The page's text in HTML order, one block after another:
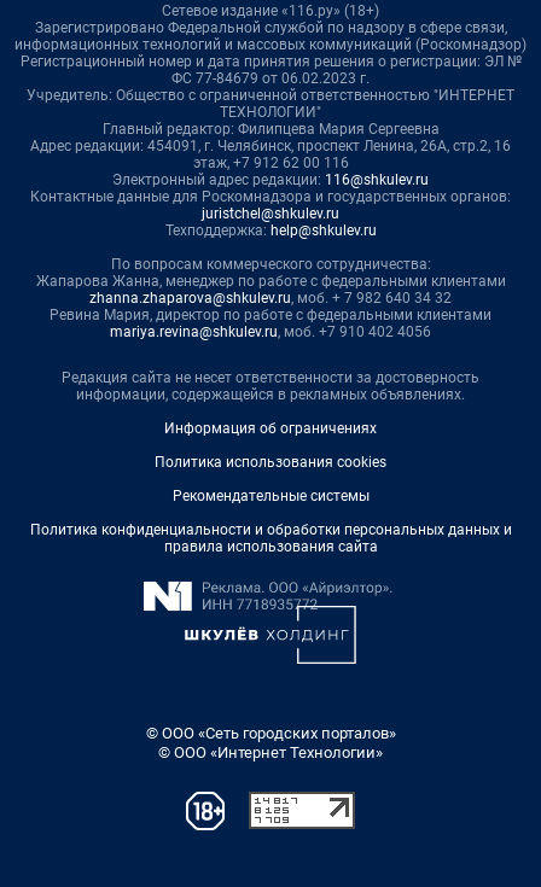
Сетевое издание «116.ру» (18+)
Зарегистрировано Федеральной службой по надзору в сфере связи,
информационных технологий и массовых коммуникаций (Роскомнадзор)
Регистрационный номер и дата принятия решения о регистрации: ЭЛ №
ФС 77-84679 от 06.02.2023 г.
Учредитель: Общество с ограниченной ответственностью "ИНТЕРНЕТ
ТЕХНОЛОГИИ"
Главный редактор: Филипцева Мария Сергеевна
Адрес редакции: 454091, г. Челябинск, проспект Ленина, 26А, стр.2, 16
этаж, +7 912 62 00 116
Электронный адрес редакции: 116@shkulev.ru
Контактные данные для Роскомнадзора и государственных органов:
juristchel@shkulev.ru
Техподдержка: help@shkulev.ru
По вопросам коммерческого сотрудничества:
Жапарова Жанна, менеджер по работе с федеральными клиентами
zhanna.zhaparova@shkulev.ru, моб. + 7 982 640 34 32
Ревина Мария, директор по работе с федеральными клиентами
mariya.revina@shkulev.ru, моб. +7 910 402 4056
Редакция сайта не несет ответственности за достоверность
информации, содержащейся в рекламных объявлениях.
Информация об ограничениях
Политика использования cookies
Рекомендательные системы
Политика конфиденциальности и обработки персональных данных и
правила использования сайта
© ООО «Сеть городских порталов»
© ООО «Интернет Технологии»